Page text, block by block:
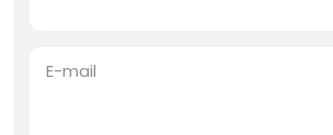
E-mail